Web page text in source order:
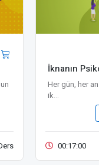
İknanın
Her gün, her
ik...
00:17:00